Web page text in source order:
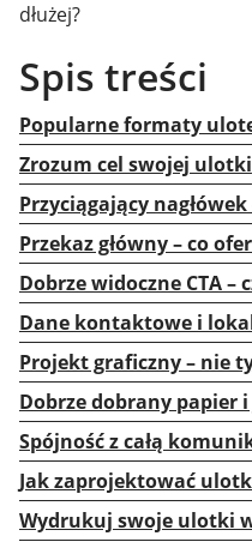
dłużej?
Spis treści
Popularne formaty
Zrozum cel swojej ulotki
Przyciągający nagłówek
Przekaz główny – co
Dobrze widoczne CTA –
Dane kontaktowe i
Projekt graficzny – nie
Dobrze dobrany papier
Spójność z całą
Jak zaprojektować
Wydrukuj swoje ulotki